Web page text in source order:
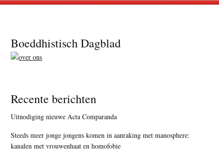
Footer
Boeddhistisch Dagblad
Recente berichten
Uitnodiging nieuwe Acta Comparanda
Steeds meer jonge jongens komen in aanraking met manosphere:
kanalen met vrouwenhaat en homofobie